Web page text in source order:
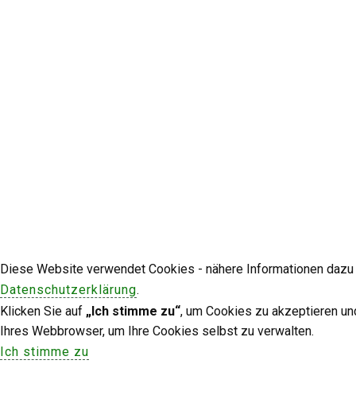
Diese Website verwendet Cookies - nähere Informationen
Datenschutzerklärung.
Klicken Sie auf „Ich stimme zu“, um Cookies zu akzeptieren
Ihres Webbrowser, um Ihre Cookies selbst zu verwalten.
Ich stimme zu